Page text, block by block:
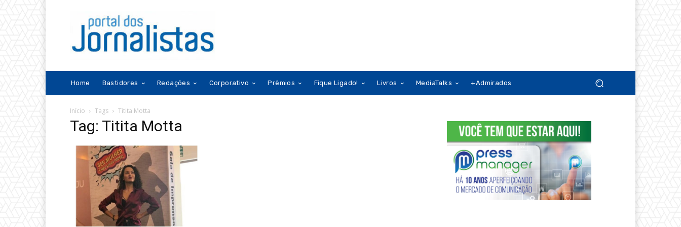
Home Bastidores Redações Corporativo Prêmios Fique Ligado! Livros MediaTalks +Admirados
Início Tags Titita Motta
Tag: Titita Motta